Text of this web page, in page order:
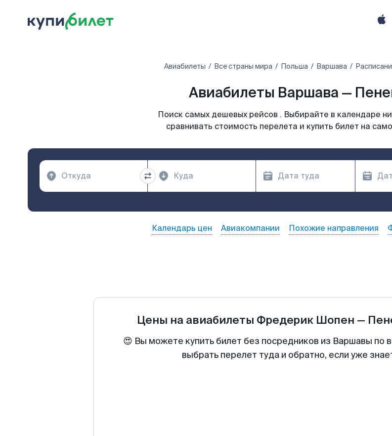
Авиабилеты Все страны мира Польша Варшава
Авиабилеты Варшава —
Поиск самых дешевых рейсов . Выбирайте в календаре
сравнивать стоимость перелета и купить билет на
Календарь цен Авиакомпании Похожие направления
Цены на авиабилеты Фредерик Шопен —
😍 Вы можете купить билет без посредников из Варшавы по
выбрать перелет туда и обратно, если уже